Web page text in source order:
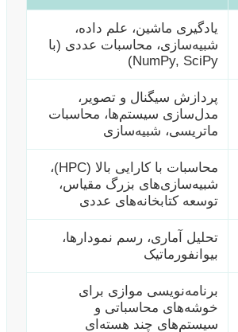
یادگیری ماشین، علم داده،
شبیه‌سازی، محاسبات عددی (با
NumPy, SciPy)
پردازش سیگنال و تصویر،
مدل‌سازی سیستم‌ها، محاسبات
ماتریسی، شبیه‌سازی
محاسبات با کارایی بالا (HPC)،
شبیه‌سازی‌های بزرگ مقیاس،
توسعه کتابخانه‌های عددی
تحلیل آماری، رسم نمودارها،
بیوانفورماتیک
برنامه‌نویسی موازی برای
خوشه‌های محاسباتی و
سیستم‌های چند هسته‌ای